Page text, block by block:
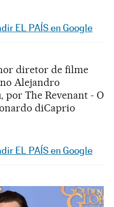
Twitter
Redes Sociales
EL PAÍS en Google
diretor de filme
Alejandro
The Revenant - O
diCaprio
Twitter
Redes Sociales
EL PAÍS en Google